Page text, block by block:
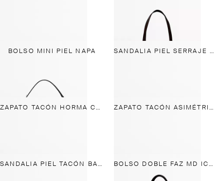
BOLSO MINI PIEL NAPA SANDALIA PIEL SERRAJE DEDO
ZAPATO TACÓN HORMA CUADRADA ZAPATO TACÓN ASIMÉTRICO
SANDALIA PIEL TACÓN BAJO - MADE IN SPAIN BOLSO DOBLE FAZ MD ICON